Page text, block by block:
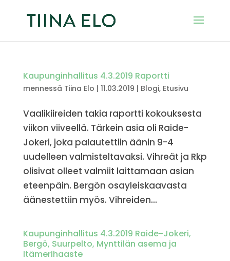
Kaupunginhallitus 4.3.2019 Raportti
mennessä Tiina Elo | 11.03.2019 | Blogi, Etusivu
Vaalikiireiden takia raportti kokouksesta
viikon viiveellä. Tärkein asia oli Raide-
Jokeri, joka palautettiin äänin 9-4
uudelleen valmisteltavaksi. Vihreät ja Rkp
olisivat olleet valmiit laittamaan asian
eteenpäin. Bergön osayleiskaavasta
äänestettiin myös. Vihreiden...
Kaupunginhallitus 4.3.2019 Raide-Jokeri,
Bergö, Suurpelto, Mynttilän asema ja
Itämerihaaste